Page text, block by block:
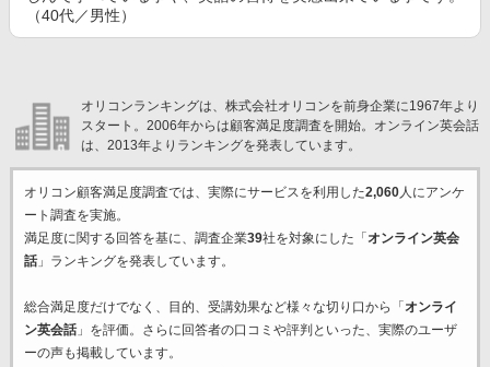
（40代／男性）
オリコンランキングは、株式会社オリコンを前身企業に1967年より
スタート。2006年からは顧客満足度調査を開始。オンライン英会話
は、2013年よりランキングを発表しています。
オリコン顧客満足度調査では、実際にサービスを利用した2,060人にアンケ
ート調査を実施。
満足度に関する回答を基に、調査企業39社を対象にした「 オンライン英会
話」ランキングを発表しています。
総合満足度だけでなく、目的、受講効果など様々な切り口から「 オンライ
ン英会話」を評価。さらに回答者の口コミや評判といった、実際のユーザ
ーの声も掲載しています。